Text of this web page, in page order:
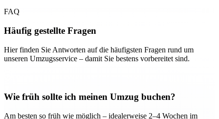
FAQ
Häufig gestellte Fragen
Hier finden Sie Antworten auf die häufigsten Fragen rund um
unseren Umzugsservice – damit Sie bestens vorbereitet sind.
Wie früh sollte ich meinen Umzug buchen?
Am besten so früh wie möglich – idealerweise 2–4 Wochen im